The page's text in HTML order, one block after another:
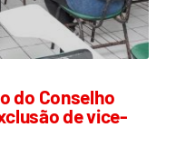
do Conselho
de vice-